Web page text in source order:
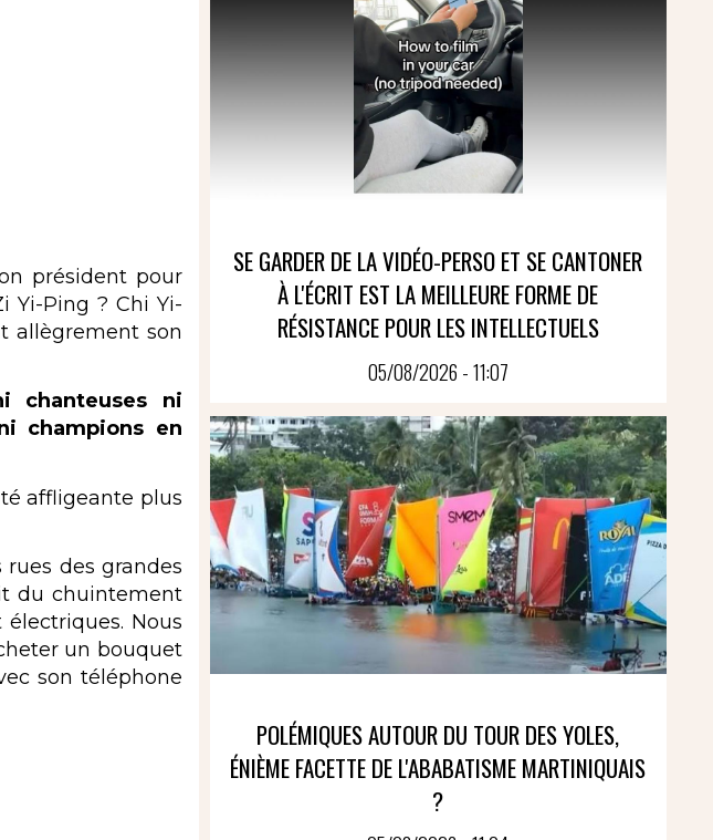
président pour
Yi-Ping ? Chi Yi-
allègrement son
chanteuses ni
champions en
affligeante plus
des grandes
du chuintement
Nous
un bouquet
son téléphone
SE GARDER DE LA VIDÉO-PERSO ET SE CANTONER
À L'ÉCRIT EST LA MEILLEURE FORME DE
RÉSISTANCE POUR LES INTELLECTUELS
05/08/2026 - 11:07
POLÉMIQUES AUTOUR DU TOUR DES YOLES,
ÉNIÈME FACETTE DE L'ABABATISME MARTINIQUAIS
?